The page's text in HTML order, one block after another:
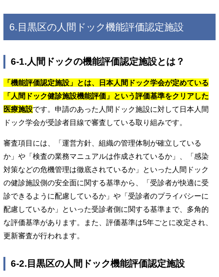
6.目黒区の人間ドック機能評価認定施設
6-1.人間ドックの機能評価認定施設とは？
「機能評価認定施設」とは、日本人間ドック学会が定めている
「人間ドック健診施設機能評価」という評価基準をクリアした
医療施設です。申請のあった人間ドック施設に対して日本人間
ドック学会が受診者目線で審査している取り組みです。
審査項目には、「運営方針、組織の管理体制が確立している
か」や「検査の業務マニュアルは作成されているか」、「感染
対策などの危機管理は徹底されているか」といった人間ドック
の健診施設側の安全面に関する基準から、「受診者が快適に受
診できるように配慮しているか」や「受診者のプライバシーに
配慮しているか」といった受診者側に関する基準まで、多角的
な評価基準があります。また、評価基準は5年ごとに改定され、
更新審査が行われます。
6-2.目黒区の人間ドック機能評価認定施設